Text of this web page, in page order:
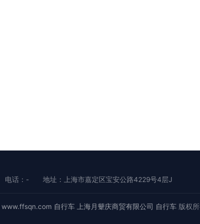
电话：- 地址：上海市嘉定区宝安公路4229号4层J
www.ffsqn.com 自行车 上海月颦庆商贸有限公司 自行车 版权